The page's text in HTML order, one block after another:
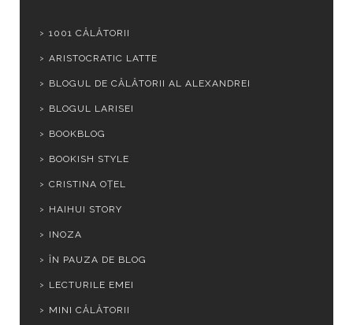
1001 CĂLĂTORII
ARISTOCRATIC LATTE
BLOGUL DE CĂLĂTORII AL ALEXANDREI
BLOGUL LARISEI
BOOKBLOG
BOOKISH STYLE
CRISTINA OȚEL
HAIHUI STORY
INOZA
ÎN PAUZA DE BLOG
LECTURILE EMEI
MINI CĂLĂTORII